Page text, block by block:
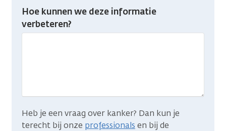
Heb
gevonden
Hoe kunnen we deze informatie
verbeteren?
Heb je een vraag over kanker? Dan kun je
terecht bij onze professionals en bij de